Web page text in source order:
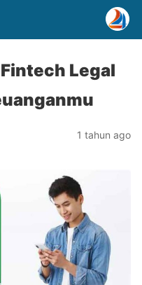
Legal
1 tahun ago